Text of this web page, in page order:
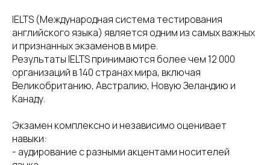
IELTS (Международная система тестирования
английского языка) является одним из самых важных
и признанных экзаменов в мире.
Результаты IELTS принимаются более чем 12 000
организаций в 140 странах мира, включая
Великобританию, Австралию, Новую Зеландию и
Канаду.
Экзамен комплексно и независимо оценивает
навыки:
- аудирование с разными акцентами носителей